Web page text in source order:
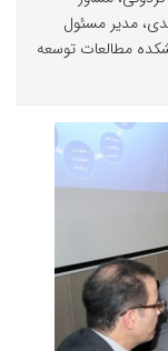
مدیر مسئول
مطالعات توسعه